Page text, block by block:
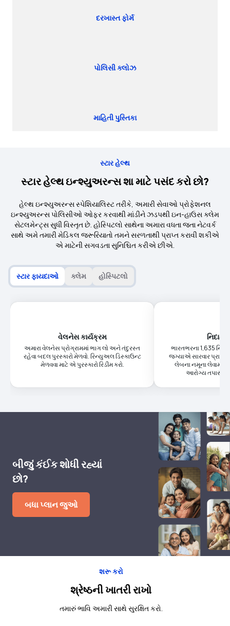
દરખાસ્ત ફોર્મ
પોલિસી ક્લોઝ
માહિતી પુસ્તિકા
સ્ટાર હેલ્થ
સ્ટાર હેલ્થ ઇન્શ્યુઅરન્સ શા માટે પસંદ કરો છો?
હેલ્થ ઇન્શ્યુઅરન્સ સ્પેશિયાલિસ્ટ તરીકે, અમારી સેવાઓ પ્રોફેશનલ
ઇન્શ્યુઅરન્સ પોલિસીઓ ઓફર કરવાથી માંડીને ઝડપથી ઇન-હાઉસ ક્લેમ
સેટલમેન્ટ્સ સુધી વિસ્તૃત છે. હોસ્પિટલો સાથેના અમારા વધતા જતા નેટવર્ક
સાથે અમે તમારી મેડિકલ જરૂરિયાતો તમને સરળતાથી પ્રાપ્ત કરાવી શકીએ
એ માટેની સગવડતા સુનિશ્ચિત કરીએ છીએ.
સ્ટાર ફાયદાઓ ક્લેમ હોસ્પિટલો
વેલનેસ કાર્યક્રમ
અમારા વેલનેસ પ્રોગ્રામમાં ભાગ લો અને તંદુરસ્ત
રહેવા બદલ પુરસ્કારો મેળવો. રિન્યુઅલ ડિસ્કાઉન્ટ
મેળવવા માટે એ પુરસ્કારો રિડીમ કરો.
નિદાન
ભારતભરના 1,635
જગ્યાએ સારવાર
લેબના નમૂના
આરોગ્ય
બીજું કંઈક શોધી રહ્યાં
છો?
બધા પ્લાન જુઓ
શરૂ કરો
શ્રેષ્ઠની ખાતરી રાખો
તમારું ભાવિ અમારી સાથે સુરક્ષિત કરો.